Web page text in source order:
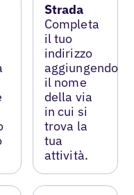
Strada
Completa
il tuo
indirizzo
aggiungendo
il nome
della via
in cui si
trova la
tua
attività.